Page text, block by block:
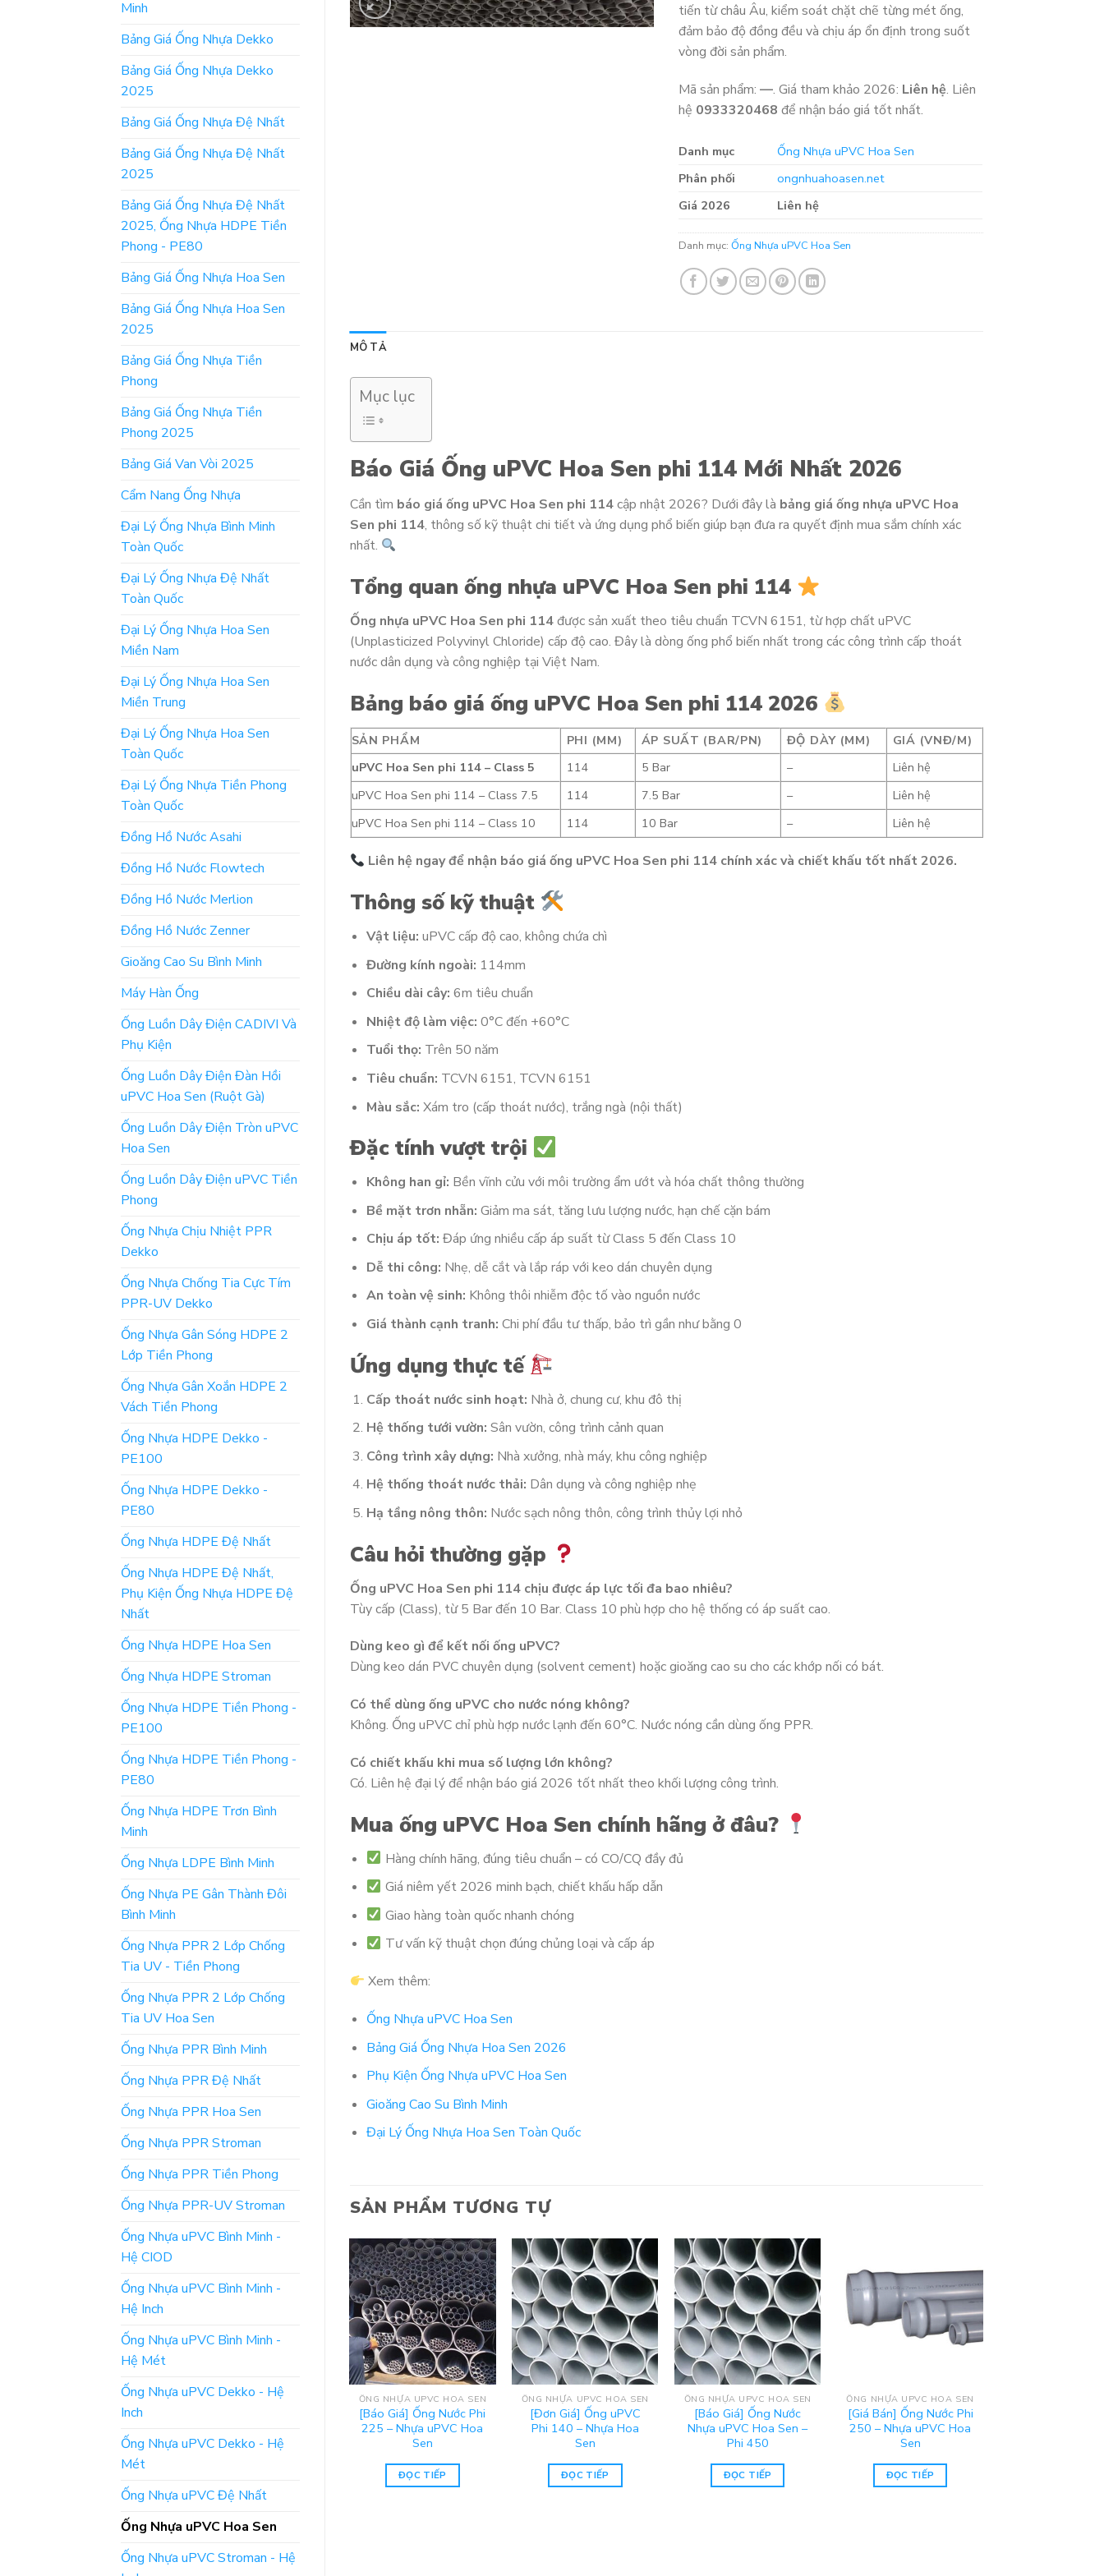
Minh
Bảng Giá Ống Nhựa Dekko
Bảng Giá Ống Nhựa Dekko
2025
Bảng Giá Ống Nhựa Đệ Nhất
Bảng Giá Ống Nhựa Đệ Nhất
2025
Bảng Giá Ống Nhựa Đệ Nhất
2025, Ống Nhựa HDPE Tiền
Phong - PE80
Bảng Giá Ống Nhựa Hoa Sen
Bảng Giá Ống Nhựa Hoa Sen
2025
Bảng Giá Ống Nhựa Tiền
Phong
Bảng Giá Ống Nhựa Tiền
Phong 2025
Bảng Giá Van Vòi 2025
Cẩm Nang Ống Nhựa
Đại Lý Ống Nhựa Bình Minh
Toàn Quốc
Đại Lý Ống Nhựa Đệ Nhất
Toàn Quốc
Đại Lý Ống Nhựa Hoa Sen
Miền Nam
Đại Lý Ống Nhựa Hoa Sen
Miền Trung
Đại Lý Ống Nhựa Hoa Sen
Toàn Quốc
Đại Lý Ống Nhựa Tiền Phong
Toàn Quốc
Đồng Hồ Nước Asahi
Đồng Hồ Nước Flowtech
Đồng Hồ Nước Merlion
Đồng Hồ Nước Zenner
Gioăng Cao Su Bình Minh
Máy Hàn Ống
Ống Luồn Dây Điện CADIVI Và
Phụ Kiện
Ống Luồn Dây Điện Đàn Hồi
uPVC Hoa Sen (Ruột Gà)
Ống Luồn Dây Điện Tròn uPVC
Hoa Sen
Ống Luồn Dây Điện uPVC Tiền
Phong
Ống Nhựa Chịu Nhiệt PPR
Dekko
Ống Nhựa Chống Tia Cực Tím
PPR-UV Dekko
Ống Nhựa Gân Sóng HDPE 2
Lớp Tiền Phong
Ống Nhựa Gân Xoắn HDPE 2
Vách Tiền Phong
Ống Nhựa HDPE Dekko -
PE100
Ống Nhựa HDPE Dekko -
PE80
Ống Nhựa HDPE Đệ Nhất
Ống Nhựa HDPE Đệ Nhất,
Phụ Kiện Ống Nhựa HDPE Đệ
Nhất
Ống Nhựa HDPE Hoa Sen
Ống Nhựa HDPE Stroman
Ống Nhựa HDPE Tiền Phong -
PE100
Ống Nhựa HDPE Tiền Phong -
PE80
Ống Nhựa HDPE Trơn Bình
Minh
Ống Nhựa LDPE Bình Minh
Ống Nhựa PE Gân Thành Đôi
Bình Minh
Ống Nhựa PPR 2 Lớp Chống
Tia UV - Tiền Phong
Ống Nhựa PPR 2 Lớp Chống
Tia UV Hoa Sen
Ống Nhựa PPR Bình Minh
Ống Nhựa PPR Đệ Nhất
Ống Nhựa PPR Hoa Sen
Ống Nhựa PPR Stroman
Ống Nhựa PPR Tiền Phong
Ống Nhựa PPR-UV Stroman
Ống Nhựa uPVC Bình Minh -
Hệ CIOD
Ống Nhựa uPVC Bình Minh -
Hệ Inch
Ống Nhựa uPVC Bình Minh -
Hệ Mét
Ống Nhựa uPVC Dekko - Hệ
Inch
Ống Nhựa uPVC Dekko - Hệ
Mét
Ống Nhựa uPVC Đệ Nhất
Ống Nhựa uPVC Hoa Sen
Ống Nhựa uPVC Stroman - Hệ
tiến từ châu Âu, kiểm soát chặt chẽ từng mét ống,
đảm bảo độ đồng đều và chịu áp ổn định trong suốt
vòng đời sản phẩm.
Mã sản phẩm:—. Giá tham khảo 2026: Liên hệ. Liên
hệ 0933320468 để nhận báo giá tốt nhất.
Danh mục
Ống Nhựa uPVC Hoa Sen
Phân phối
ongnhuahoasen.net
Giá 2026
Liên hệ
Danh mục:Ống Nhựa uPVC Hoa Sen
MÔ TẢ
Mục lục
Báo Giá Ống uPVC Hoa Sen phi 114 Mới Nhất 2026
Cần tìm báo giá ống uPVC Hoa Sen phi 114cập nhật 2026? Dưới đây là bảng giá ống nhựa uPVC Hoa
Sen phi 114, thông số kỹ thuật chi tiết và ứng dụng phổ biến giúp bạn đưa ra quyết định mua sắm chính xác
nhất.
Tổng quan ống nhựa uPVC Hoa Sen phi 114
Ống nhựa uPVC Hoa Sen phi 114được sản xuất theo tiêu chuẩn TCVN 6151, từ hợp chất uPVC
(Unplasticized Polyvinyl Chloride) cấp độ cao. Đây là dòng ống phổ biến nhất trong các công trình cấp thoát
nước dân dụng và công nghiệp tại Việt Nam.
Bảng báo giá ống uPVC Hoa Sen phi 114 2026
SẢN PHẨM PHI (MM) ÁP SUẤT (BAR/PN) ĐỘ DÀY (MM)
GIÁ (VNĐ/M)
uPVC Hoa Sen phi 114 – Class 5
114 5 Bar –
Liên hệ
uPVC Hoa Sen phi 114 – Class 7.5
114 7.5 Bar –
Liên hệ
uPVC Hoa Sen phi 114 – Class 10
114 10 Bar – Liên hệ
Liên hệ ngay để nhận báo giá ống uPVC Hoa Sen phi 114 chính xác và chiết khấu tốt nhất 2026.
Thông số kỹ thuật
Vật liệu: uPVC cấp độ cao, không chứa chì
Đường kính ngoài: 114mm
Chiều dài cây: 6m tiêu chuẩn
Nhiệt độ làm việc: 0°C đến +60°C
Tuổi thọ: Trên 50 năm
Tiêu chuẩn: TCVN 6151, TCVN 6151
Màu sắc: Xám tro (cấp thoát nước), trắng ngà (nội thất)
Đặc tính vượt trội
Không han gỉ: Bền vĩnh cửu với môi trường ẩm ướt và hóa chất thông thường
Bề mặt trơn nhẵn: Giảm ma sát, tăng lưu lượng nước, hạn chế cặn bám
Chịu áp tốt: Đáp ứng nhiều cấp áp suất từ Class 5 đến Class 10
Dễ thi công: Nhẹ, dễ cắt và lắp ráp với keo dán chuyên dụng
An toàn vệ sinh: Không thôi nhiễm độc tố vào nguồn nước
Giá thành cạnh tranh: Chi phí đầu tư thấp, bảo trì gần như bằng 0
Ứng dụng thực tế
Cấp thoát nước sinh hoạt: Nhà ở, chung cư, khu đô thị
Hệ thống tưới vườn: Sân vườn, công trình cảnh quan
Công trình xây dựng: Nhà xưởng, nhà máy, khu công nghiệp
Hệ thống thoát nước thải: Dân dụng và công nghiệp nhẹ
Hạ tầng nông thôn: Nước sạch nông thôn, công trình thủy lợi nhỏ
Câu hỏi thường gặp
Ống uPVC Hoa Sen phi 114 chịu được áp lực tối đa bao nhiêu?
Tùy cấp (Class), từ 5 Bar đến 10 Bar. Class 10 phù hợp cho hệ thống có áp suất cao.
Dùng keo gì để kết nối ống uPVC?
Dùng keo dán PVC chuyên dụng (solvent cement) hoặc gioăng cao su cho các khớp nối có bát.
Có thể dùng ống uPVC cho nước nóng không?
Không. Ống uPVC chỉ phù hợp nước lạnh đến 60°C. Nước nóng cần dùng ống PPR.
Có chiết khấu khi mua số lượng lớn không?
Có. Liên hệ đại lý để nhận báo giá 2026 tốt nhất theo khối lượng công trình.
Mua ống uPVC Hoa Sen chính hãng ở đâu?
Hàng chính hãng, đúng tiêu chuẩn – có CO/CQ đầy đủ
Giá niêm yết 2026 minh bạch, chiết khấu hấp dẫn
Giao hàng toàn quốc nhanh chóng
Tư vấn kỹ thuật chọn đúng chủng loại và cấp áp
Xem thêm:
Ống Nhựa uPVC Hoa Sen
Bảng Giá Ống Nhựa Hoa Sen 2026
Phụ Kiện Ống Nhựa uPVC Hoa Sen
Gioăng Cao Su Bình Minh
Đại Lý Ống Nhựa Hoa Sen Toàn Quốc
SẢN PHẨM TƯƠNG TỰ
ỐNG NHỰA UPVC HOA SEN
[Báo Giá] Ống Nước Phi
225 – Nhựa uPVC Hoa
Sen
ĐỌC TIẾP
ỐNG NHỰA UPVC HOA SEN
[Đơn Giá] Ống uPVC
Phi 140 – Nhựa Hoa
Sen
ĐỌC TIẾP
ỐNG NHỰA UPVC HOA SEN
[Báo Giá] Ống Nước
Nhựa uPVC Hoa Sen –
Phi 450
ĐỌC TIẾP
ỐNG NHỰA UPVC HOA SEN
[Giá Bán] Ống Nước Phi
250 – Nhựa uPVC Hoa
Sen
ĐỌC TIẾP
ỐNG NHỰA UPVC HOA SEN
[Báo Giá] Ống Phi 110
ĐỌC TIẾP
ỐNG NHỰA UPVC HOA SEN
uPVC Hoa Sen